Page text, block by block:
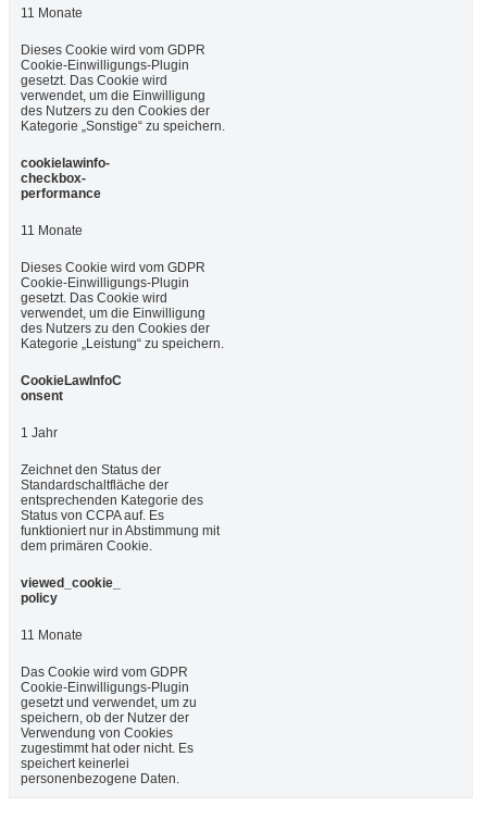
11 Monate
Dieses Cookie wird vom GDPR
Cookie-Einwilligungs-Plugin
gesetzt. Das Cookie wird
verwendet, um die Einwilligung
des Nutzers zu den Cookies der
Kategorie „Sonstige“ zu speichern.
cookielawinfo-
checkbox-
performance
11 Monate
Dieses Cookie wird vom GDPR
Cookie-Einwilligungs-Plugin
gesetzt. Das Cookie wird
verwendet, um die Einwilligung
des Nutzers zu den Cookies der
Kategorie „Leistung“ zu speichern.
CookieLawInfoC
onsent
1 Jahr
Zeichnet den Status der
Standardschaltfläche der
entsprechenden Kategorie des
Status von CCPA auf. Es
funktioniert nur in Abstimmung mit
dem primären Cookie.
viewed_cookie_
policy
11 Monate
Das Cookie wird vom GDPR
Cookie-Einwilligungs-Plugin
gesetzt und verwendet, um zu
speichern, ob der Nutzer der
Verwendung von Cookies
zugestimmt hat oder nicht. Es
speichert keinerlei
personenbezogene Daten.